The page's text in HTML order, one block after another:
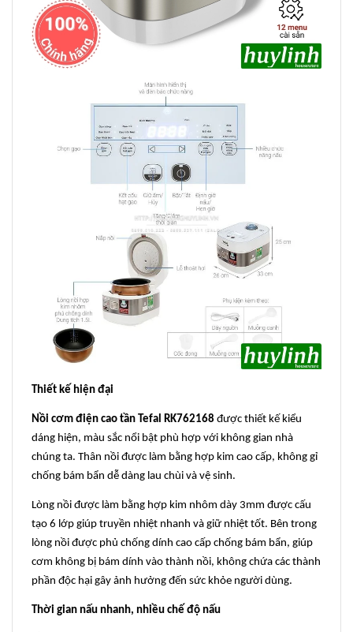
Thiết kế hiện đại
Nồi cơm điện cao tần Tefal RK762168 được thiết kế kiểu
dáng hiện, màu sắc nổi bật phù hợp với không gian nhà
chúng ta. Thân nồi được làm bằng hợp kim cao cấp, không gỉ
chống bám bẩn dễ dàng lau chùi và vệ sinh.
Lòng nồi được làm bằng hợp kim nhôm dày 3mm được cấu
tạo 6 lớp giúp truyền nhiệt nhanh và giữ nhiệt tốt. Bên trong
lòng nồi được phủ chống dính cao cấp chống bám bẩn, giúp
cơm không bị bám dính vào thành nồi, không chứa các thành
phần độc hại gây ảnh hưởng đến sức khỏe người dùng.
Thời gian nấu nhanh, nhiều chế độ nấu